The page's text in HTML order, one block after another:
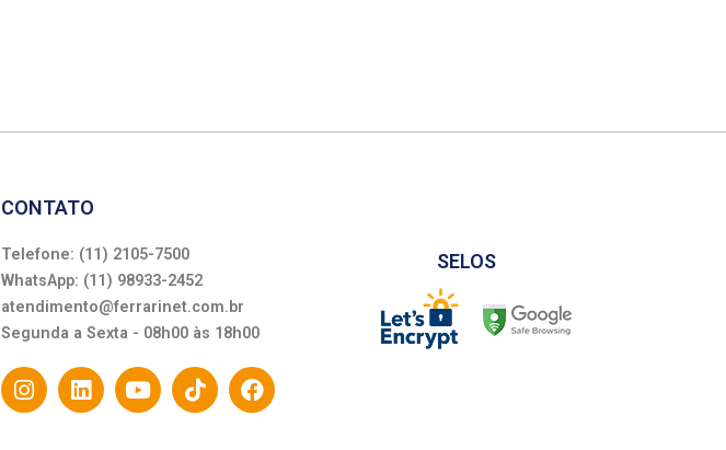
CONTATO
Telefone: (11) 2105-7500
WhatsApp: (11) 98933-2452
atendimento@ferrarinet.com.br
Segunda a Sexta - 08h00 às 18h00
SELOS